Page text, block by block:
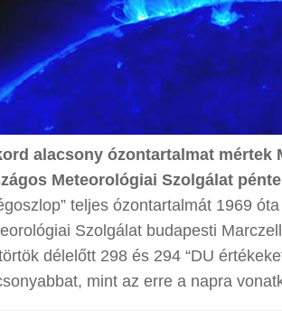
alacsony ózontartalmat mértek
Meteorológiai Szolgálat
teljes ózontartalmát 1969
Szolgálat budapesti
délelőtt 298 és 294 “DU
mint az erre a napra